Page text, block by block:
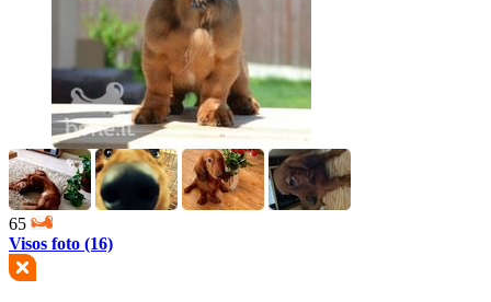
65
Visos foto (16)